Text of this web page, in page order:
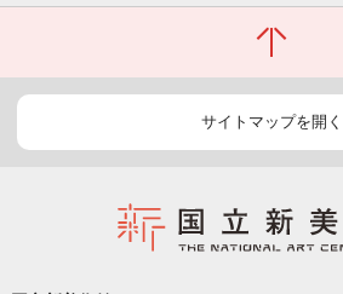
サイトマップを開く